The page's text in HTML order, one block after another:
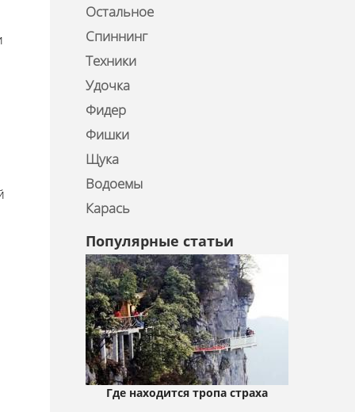
Остальное
Спиннинг
Техники
Удочка
Фидер
Фишки
Щука
Водоемы
Карась
Популярные статьи
Где находится тропа страха